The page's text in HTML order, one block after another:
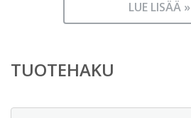
LUE LISÄÄ »
TUOTEHAKU